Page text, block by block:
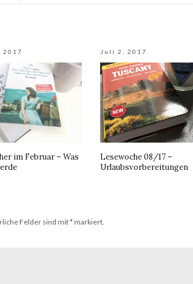
2017
im Februar – Was
Juli 2, 2017
Lesewoche 08/17 –
Urlaubsvorbereitungen
Felder sind mit*markiert.